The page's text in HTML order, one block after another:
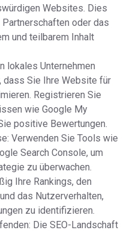
Websites. Dies
Partnerschaften oder das
und teilbarem Inhalt
lokales Unternehmen
dass Sie Ihre Website für
Registrieren Sie
wie Google My
positive Bewertungen.
Verwenden Sie Tools wie
Search Console, um
zu überwachen.
Ihre Rankings, den
das Nutzerverhalten,
zu identifizieren.
Die SEO-Landschaft